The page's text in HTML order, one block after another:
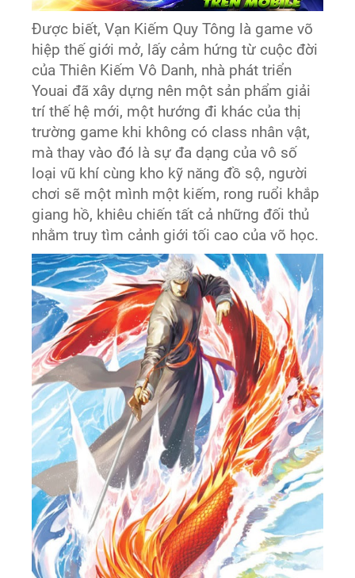
Được biết, Vạn Kiếm Quy Tông là game võ
hiệp thế giới mở, lấy cảm hứng từ cuộc đời
của Thiên Kiếm Vô Danh, nhà phát triển
Youai đã xây dựng nên một sản phẩm giải
trí thế hệ mới, một hướng đi khác của thị
trường game khi không có class nhân vật,
mà thay vào đó là sự đa dạng của vô số
loại vũ khí cùng kho kỹ năng đồ sộ, người
chơi sẽ một mình một kiếm, rong ruổi khắp
giang hồ, khiêu chiến tất cả những đối thủ
nhằm truy tìm cảnh giới tối cao của võ học.